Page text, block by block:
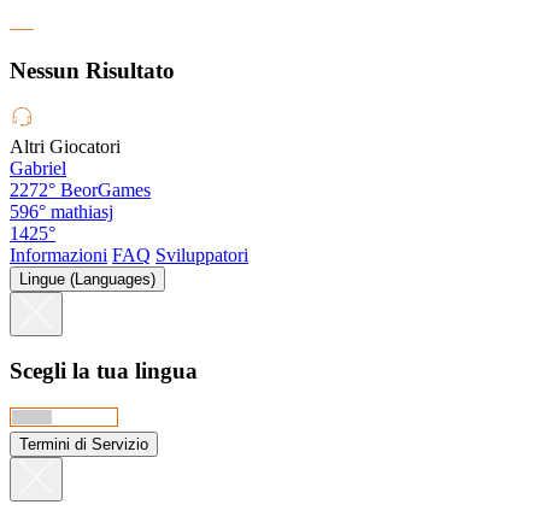
Nessun Risultato
Altri Giocatori
Gabriel
2272° BeorGames
596° mathiasj
1425°
Informazioni FAQ Sviluppatori
Lingue (Languages)
Scegli la tua lingua
Termini di Servizio